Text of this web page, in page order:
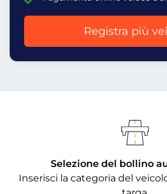
Registra più
Selezione del bollino
Inserisci la categoria del